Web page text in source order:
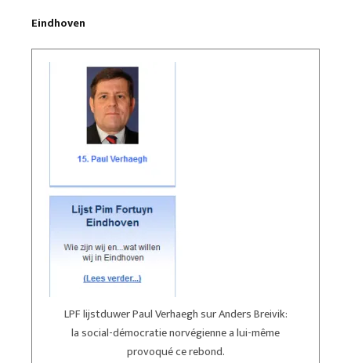
Eindhoven
LPF lijstduwer Paul Verhaegh sur Anders Breivik:
la social-démocratie norvégienne a lui-même
provoqué ce rebond.